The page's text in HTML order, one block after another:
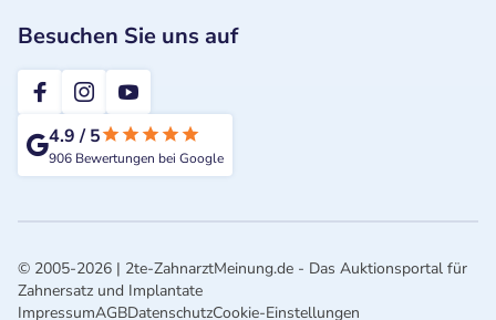
Besuchen Sie uns auf
2te-ZahnarztMeinung
4.9/5
906 Bewertungen bei Google
© 2005-2026 | 2te-ZahnarztMeinung.de - Das Auktionsportal für
Zahnersatz und Implantate
ImpressumAGBDatenschutzCookie-Einstellungen